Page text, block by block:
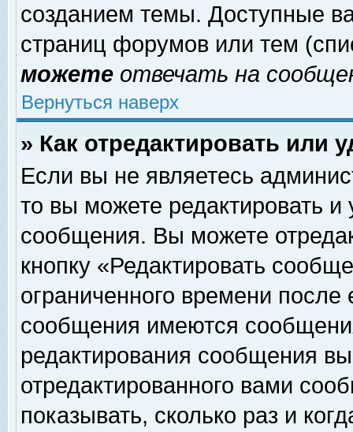
созданием темы. Доступные
страниц форумов или тем
можете отвечать на
Вернуться наверх
» Как отредактировать или
Если вы не являетесь
то вы можете редактировать и
сообщения. Вы можете
кнопку «Редактировать
ограниченного времени
сообщения имеются
редактирования сообщения
отредактированного вами
показывать, сколько раз и